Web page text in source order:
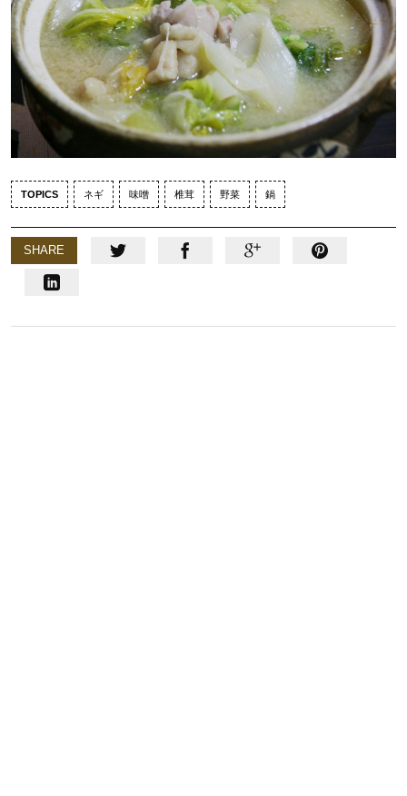
TOPICS ネギ 味噌 椎茸 野菜 鍋
SHARE